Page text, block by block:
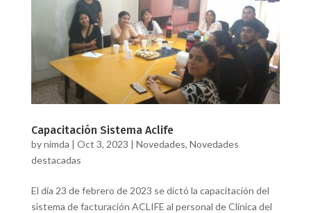
Capacitación Sistema Aclife
bynimda | Oct 3, 2023 | Novedades, Novedades
destacadas
El día 23 de febrero de 2023 se dictó la capacitación del
sistema de facturación ACLIFE al personal de Clínica del